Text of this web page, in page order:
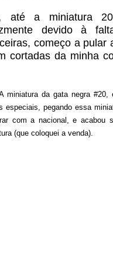
até a miniatura 20
devido à
começo a pular
cortadas da minha
miniatura da gata negra
especiais, pegando essa
com a nacional, e acabou
(que coloquei a venda).